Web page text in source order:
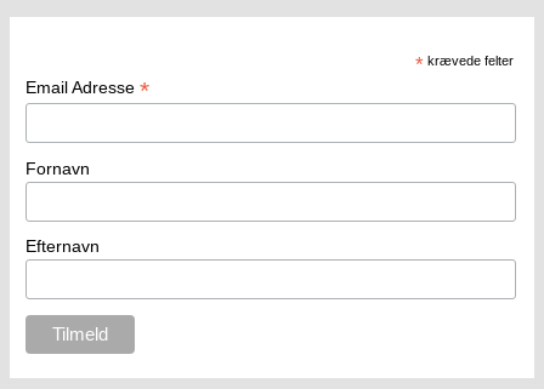
* krævede felter
Email Adresse *
Fornavn
Efternavn